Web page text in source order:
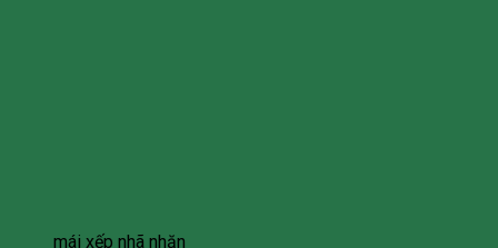
mái xếp nhã nhặn